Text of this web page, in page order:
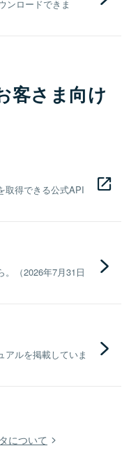
ンロードできま
客さま向け
取得できる公式API
（2026年7月31日
アルを掲載していま
について